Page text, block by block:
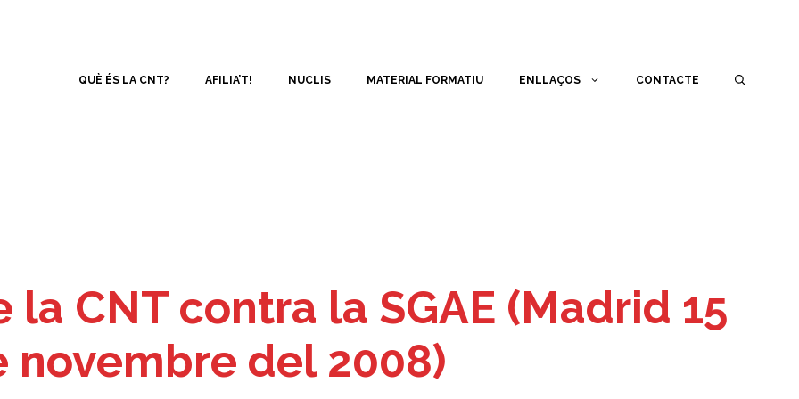
QUÈ ÉS LA CNT? AFILIA’T! NUCLIS MATERIAL FORMATIU ENLLAÇOS CONTACTE
CNT contra la SGAE (Madrid 15
novembre del 2008)